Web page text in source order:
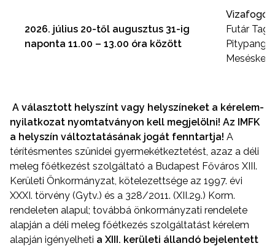
2026. július 20-től augusztus 31-ig
naponta 11.00 – 13.00 óra között
Vizafogó
Futár
Pitypang
Meséskert
A választott helyszínt vagy helyszíneket a kérelem-
nyilatkozat nyomtatványon kell megjelölni! Az IMFK
a helyszín változtatásának jogát fenntartja! A
térítésmentes szünidei gyermekétkeztetést, azaz a déli
meleg főétkezést szolgáltató a Budapest Főváros XIII.
Kerületi Önkormányzat, kötelezettsége az 1997. évi
XXXI. törvény (Gytv.) és a 328/2011. (XII.29.) Korm.
rendeleten alapul; továbbá önkormányzati rendelete
alapján a déli meleg főétkezés szolgáltatást kérelem
alapján igényelheti a XIII. kerületi állandó bejelentett